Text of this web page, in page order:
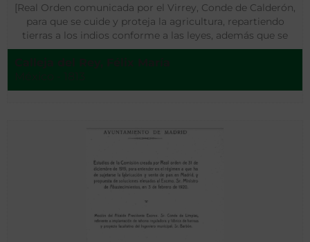
[Real Orden comunicada por el Virrey, Conde de Calderón,
para que se cuide y proteja la agricultura, repartiendo
tierras a los indios conforme a las leyes, además que se
pueda hacer uso de los fondos de las cajas de las